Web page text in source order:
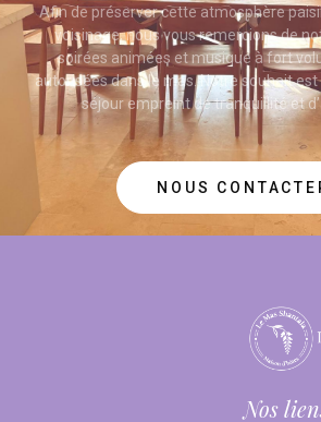
Afin de préserver cette atmosphère
voisinage, nous vous remercions de
soirées animées et musique à fort
autorisées dans le mas. Notre souhait est
séjour empreint de tranquillité et
NOUS
Nos